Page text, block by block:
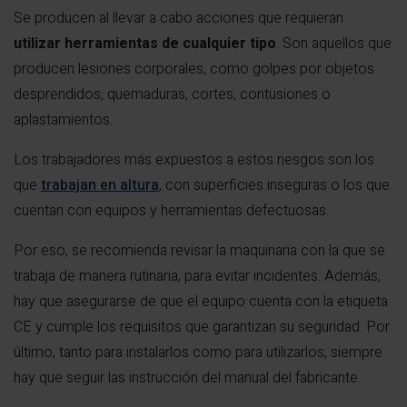
Se producen al llevar a cabo acciones que requieran
utilizar herramientas de cualquier tipo. Son aquellos que
producen lesiones corporales, como golpes por objetos
desprendidos, quemaduras, cortes, contusiones o
aplastamientos.
Los trabajadores más expuestos a estos riesgos son los
que trabajan en altura, con superficies inseguras o los que
cuentan con equipos y herramientas defectuosas.
Por eso, se recomienda revisar la maquinaria con la que se
trabaja de manera rutinaria, para evitar incidentes. Además,
hay que asegurarse de que el equipo cuenta con la etiqueta
CE y cumple los requisitos que garantizan su seguridad. Por
último, tanto para instalarlos como para utilizarlos, siempre
hay que seguir las instrucción del manual del fabricante.